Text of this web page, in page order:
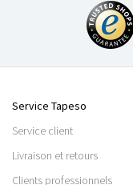
Service Tapeso
Service client
Livraison et retours
Clients professionnels